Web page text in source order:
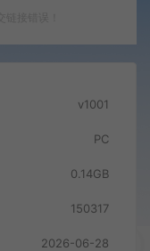
v1001
PC
0.14GB
150317
2026-06-28